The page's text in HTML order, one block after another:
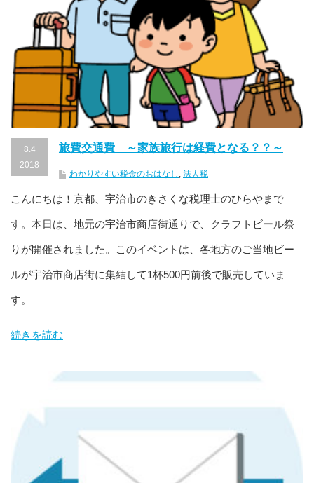
8.4
2018
旅費交通費 ～家族旅行は経費となる？？～
わかりやすい税金のおはなし , 法人税
こんにちは！京都、宇治市のきさくな税理士のひらやまで
す。本日は、地元の宇治市商店街通りで、クラフトビール祭
りが開催されました。このイベントは、各地方のご当地ビー
ルが宇治市商店街に集結して1杯500円前後で販売していま
す。
続きを読む